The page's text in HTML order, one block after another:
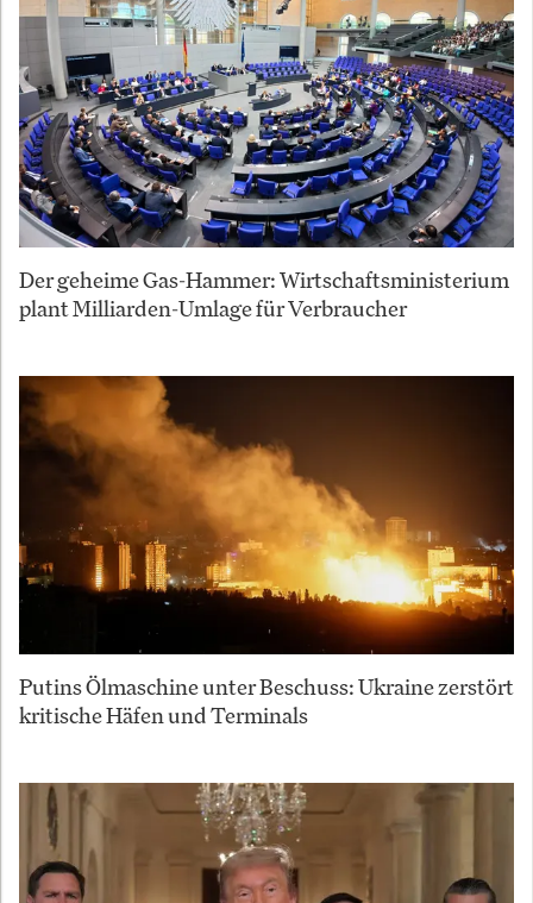
Der geheime Gas-Hammer: Wirtschaftsministerium
plant Milliarden-Umlage für Verbraucher
Putins Ölmaschine unter Beschuss: Ukraine zerstört
kritische Häfen und Terminals